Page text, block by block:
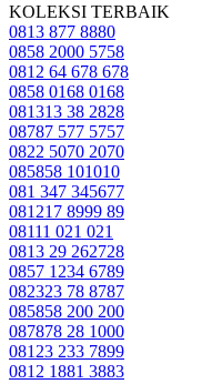
KOLEKSI TERBAIK
0813 877 8880
0858 2000 5758
0812 64 678 678
0858 0168 0168
081313 38 2828
08787 577 5757
0822 5070 2070
085858 101010
081 347 345677
081217 8999 89
08111 021 021
0813 29 262728
0857 1234 6789
082323 78 8787
085858 200 200
087878 28 1000
08123 233 7899
0812 1881 3883